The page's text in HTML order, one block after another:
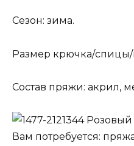
Сезон: зима.
Размер крючка/спицы/
Состав пряжи: акрил,
Розовый
Вам потребуется: